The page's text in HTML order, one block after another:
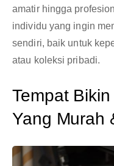
amatir hingga
individu yang ingin
sendiri, baik untuk
atau koleksi pribadi.
Tempat
Yang Murah